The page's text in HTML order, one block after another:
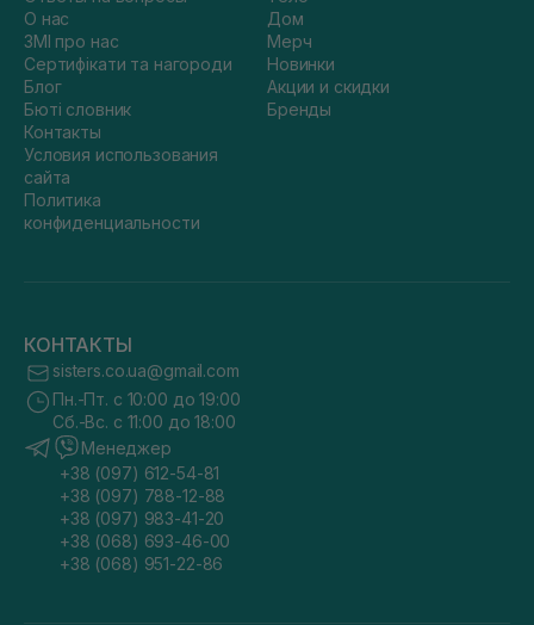
О нас
ЗМІ про нас
Сертифікати та нагороди
Блог
Бюті словник
Контакты
Условия использования
сайта
Политика
конфиденциальности
Дом
Мерч
Новинки
Акции и скидки
Бренды
КОНТАКТЫ
sisters.co.ua@gmail.com
Пн.-Пт. с 10:00 до 19:00
Сб.-Вс. с 11:00 до 18:00
Менеджер
+38 (097) 612-54-81
+38 (097) 788-12-88
+38 (097) 983-41-20
+38 (068) 693-46-00
+38 (068) 951-22-86